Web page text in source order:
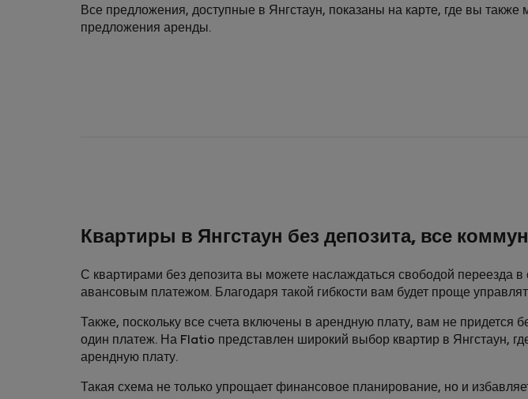
Все предложения, доступные в Янгстаун, показаны на карте, где вы
предложения аренды.
Квартиры в Янгстаун без депозита, все
С квартирами без депозита вы можете наслаждаться свободой переезда
авансовым платежом. Благодаря такой гибкости вам будет проще
Также, поскольку все счета включены в арендную плату, вам не придется
один платеж. На Flatio представлен широкий выбор квартир в Янгстаун,
арендную плату.
Такая схема не только упрощает финансовое планирование, но и